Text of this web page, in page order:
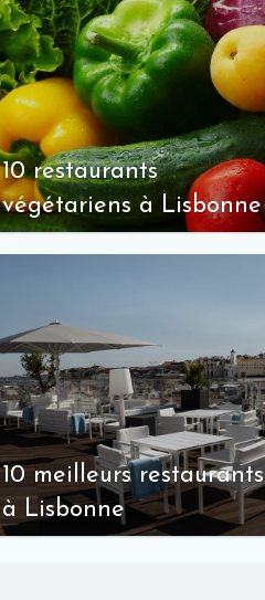
10 restaurants
végétariens à Lisbonne
10 meilleurs restaurants
à Lisbonne